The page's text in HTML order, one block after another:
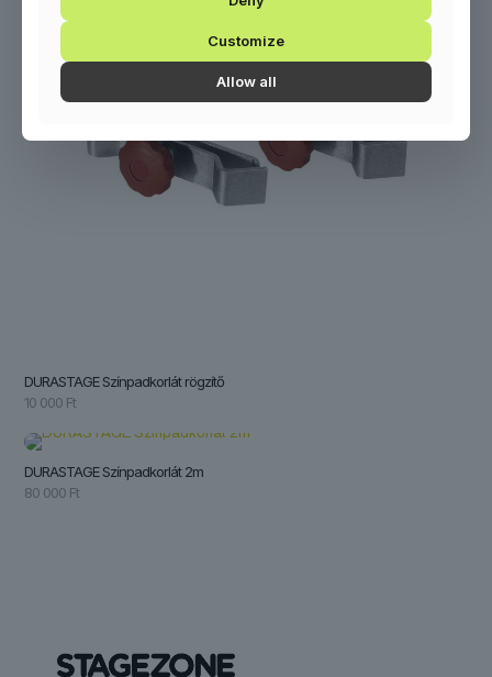
DURASTAGE Színpadkorlát rögzítő
10 000 Ft
DURASTAGE Színpadkorlát 2m
80 000 Ft
Customize
Allow all